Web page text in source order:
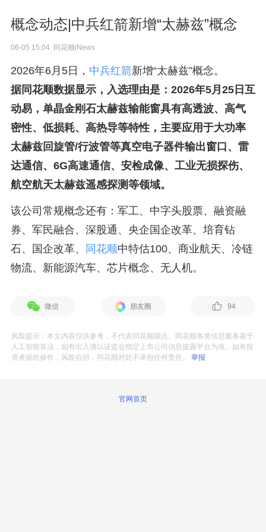
概念动态|中兵红箭新增“太赫兹”概念
06-05 15:04 同花顺iNews
2026年6月5日， 中兵红箭新增“太赫兹”概念。
据同花顺数据显示，入选理由是：2026年5月25日互
动易，单晶金刚石太赫兹输能窗具有高透波、高气
密性、低损耗、高热导等特性，主要应用于大功率
太赫兹回旋管/行波管等真空电子器件输出窗口、雷
达通信、6G高速通信、安检成像、工业无损探伤、
航空航天太赫兹遥感探测等领域。
该公司常规概念还有：军工、中字头股票、融资融
券、军民融合、深股通、央企国企改革、培育钻
石、国企改革、
同花顺中特估100、商业航天、冷链
物流、新能源汽车、芯片概念、无人机。
微信 朋友圈 94
风险提示：本文内容仅供参考，不代表同花顺观点。同花顺各类信息服务基于
人工智能算法，如有出入请以证监会指定上市公司信息披露平台为准。如有投
资者据此操作，风险自担，同花顺对此不承担任何责任。举报
官网首页